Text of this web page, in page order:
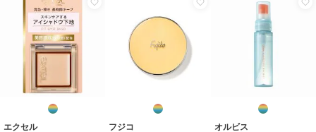
エクセル フジコ オルビス